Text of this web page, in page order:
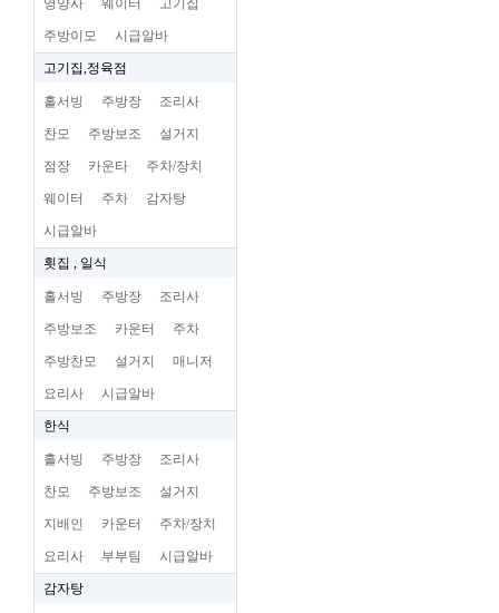
영양사 웨이터 고기집
주방이모 시급알바
고기집,정육점
홀서빙 주방장 조리사
찬모 주방보조 설거지
점장 카운타 주차/장치
웨이터 주차 감자탕
시급알바
횟집 , 일식
홀서빙 주방장 조리사
주방보조 카운터 주차
주방찬모 설거지 매니저
요리사 시급알바
한식
홀서빙 주방장 조리사
찬모 주방보조 설거지
지배인 카운터 주차/장치
요리사 부부팀 시급알바
감자탕